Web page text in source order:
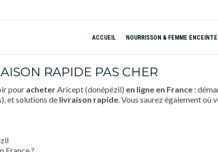
ACCUEIL NOURRISSON & FEMME ENCEINTE
RAPIDE PAS CHER
pour acheterAricept (donépézil) en ligne en France :
et solutions de livraison rapide. Vous saurez également où